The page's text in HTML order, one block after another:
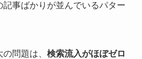
記事ばかりが並んでいるパター
問題は、 検索流入がほぼゼロ